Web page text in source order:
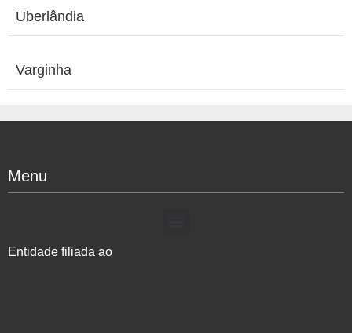
Uberlândia
Varginha
Menu
Entidade filiada ao